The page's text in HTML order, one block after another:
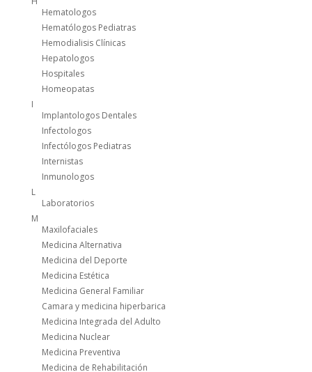
Hematologos
Hematólogos Pediatras
Hemodialisis Clínicas
Hepatologos
Hospitales
Homeopatas
I
Implantologos Dentales
Infectologos
Infectólogos Pediatras
Internistas
Inmunologos
L
Laboratorios
M
Maxilofaciales
Medicina Alternativa
Medicina del Deporte
Medicina Estética
Medicina General Familiar
Camara y medicina hiperbarica
Medicina Integrada del Adulto
Medicina Nuclear
Medicina Preventiva
Medicina de Rehabilitación